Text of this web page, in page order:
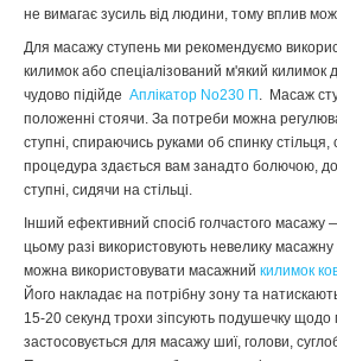
не вимагає зусиль від людини, тому вплив
Для масажу ступень ми рекомендуємо
килимок або спеціалізований м'який килимок
чудово підійде Аплікатор No230 П . Масаж
положенні стоячи. За потреби можна
ступні, спираючись руками об спинку стільця,
процедура здається вам занадто болючою,
ступні, сидячи на стільці.
Інший ефективний спосіб голчастого
цьому разі використовують невелику
можна використовувати масажний килимок
Його накладає на потрібну зону та
15-20 секунд трохи зіпсують подушечку щодо
застосовується для масажу шиї, голови,